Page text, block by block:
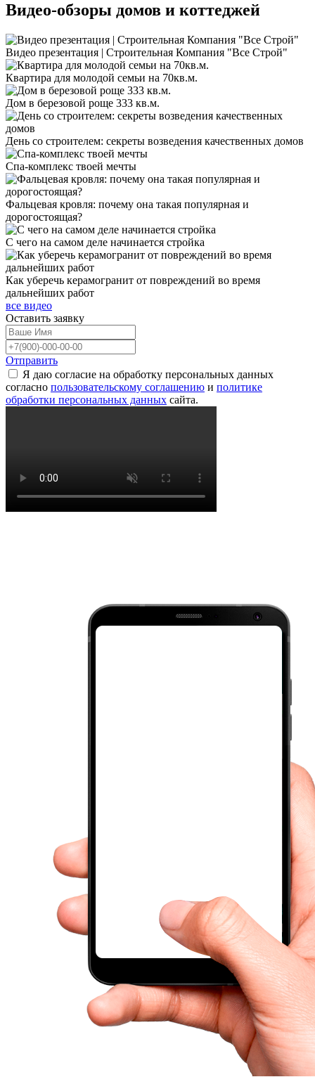
Видео-обзоры домов и коттеджей
Видео презентация | Строительная Компания "Все Строй"
Квартира для молодой семьи на 70кв.м.
Дом в березовой роще 333 кв.м.
День со строителем: секреты возведения качественных домов
Спа-комплекс твоей мечты
Фальцевая кровля: почему она такая популярная и
дорогостоящая?
С чего на самом деле начинается стройка
Как уберечь керамогранит от повреждений во время
дальнейших работ
все видео
Оставить заявку
Отправить
Я даю согласие на обработку персональных данных
согласно пользовательскому соглашению и политике
обработки персональных данных сайта.